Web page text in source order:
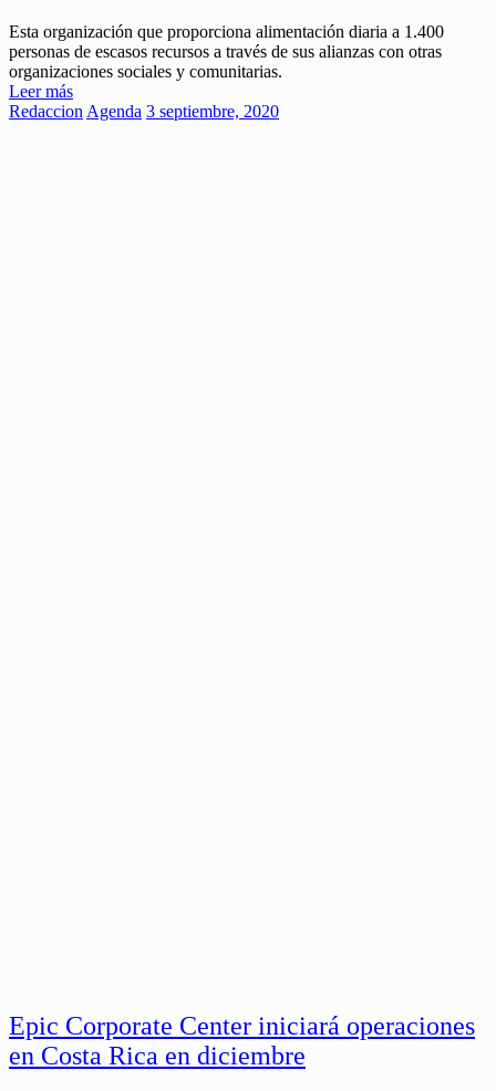
Esta organización que proporciona alimentación diaria a 1.400
personas de escasos recursos a través de sus alianzas con otras
organizaciones sociales y comunitarias.
Leer más
Redaccion Agenda 3 septiembre, 2020
Epic Corporate Center iniciará operaciones
en Costa Rica en diciembre